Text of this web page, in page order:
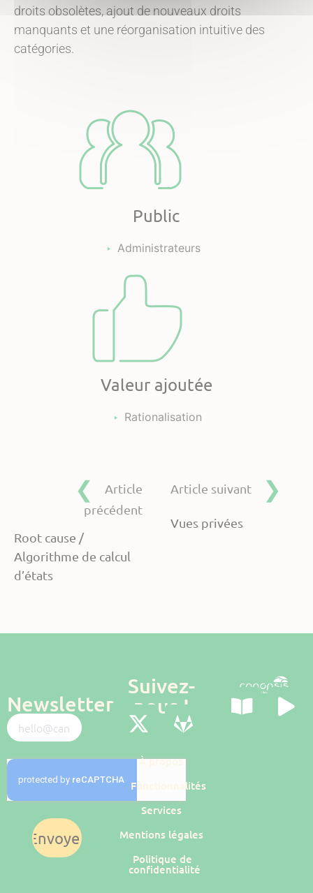
droits obsolètes, ajout de nouveaux droits
manquants et une réorganisation intuitive des
catégories.
Public
Administrateurs
Valeur ajoutée
Rationalisation
Article
précédent
Root cause /
Algorithme de calcul
d’états
Article suivant
Vues privées
Newsletter
Envoyer
Suivez-
nous !
À propos
Fonctionnalités
Services
Mentions légales
Politique de
confidentialité